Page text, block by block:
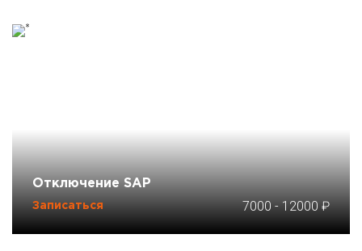
Отключение SAP
Записаться 7000 - 12000